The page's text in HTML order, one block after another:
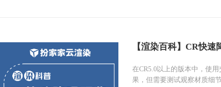
【渲染百科】CR快
在CR5.0以上的版本中，使
果，但需要测试观察材质细